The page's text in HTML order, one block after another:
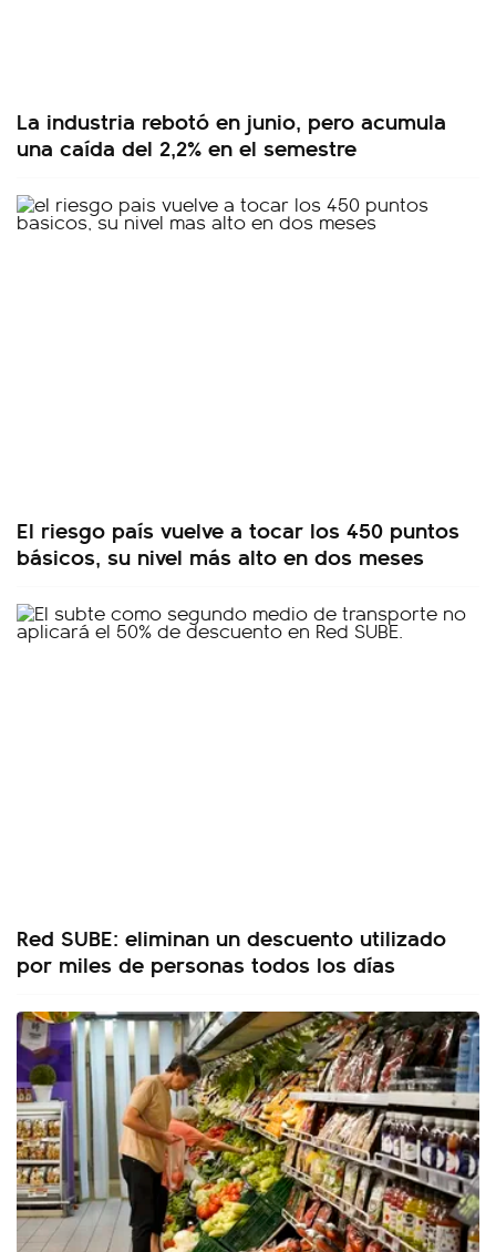
La industria rebotó en junio, pero acumula
una caída del 2,2% en el semestre
El riesgo país vuelve a tocar los 450 puntos
básicos, su nivel más alto en dos meses
Red SUBE: eliminan un descuento utilizado
por miles de personas todos los días